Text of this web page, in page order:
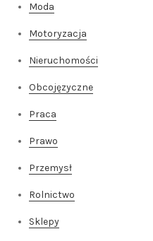
Moda
Motoryzacja
Nieruchomości
Obcojęzyczne
Praca
Prawo
Przemysł
Rolnictwo
Sklepy